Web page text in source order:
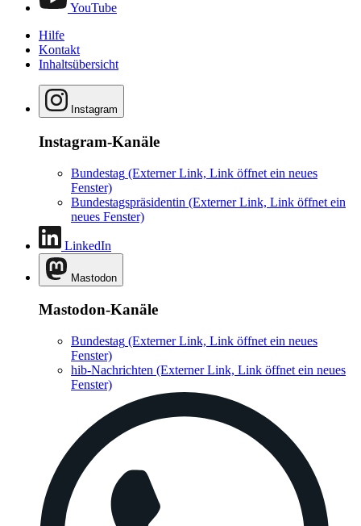
YouTube
Hilfe
Kontakt
Inhaltsübersicht
Instagram
Instagram-Kanäle
Bundestag (Externer Link, Link öffnet ein neues
Fenster)
Bundestagspräsidentin (Externer Link, Link öffnet ein
neues Fenster)
LinkedIn
Mastodon
Mastodon-Kanäle
Bundestag (Externer Link, Link öffnet ein neues
Fenster)
hib-Nachrichten (Externer Link, Link öffnet ein neues
Fenster)